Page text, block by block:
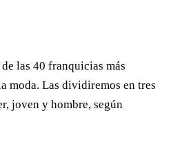
las 40 franquicias más
moda. Las dividiremos en tres
joven y hombre, según